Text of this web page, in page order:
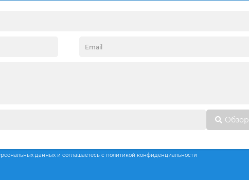
Обзор
данных и соглашаетесь с политикой конфиденциальности